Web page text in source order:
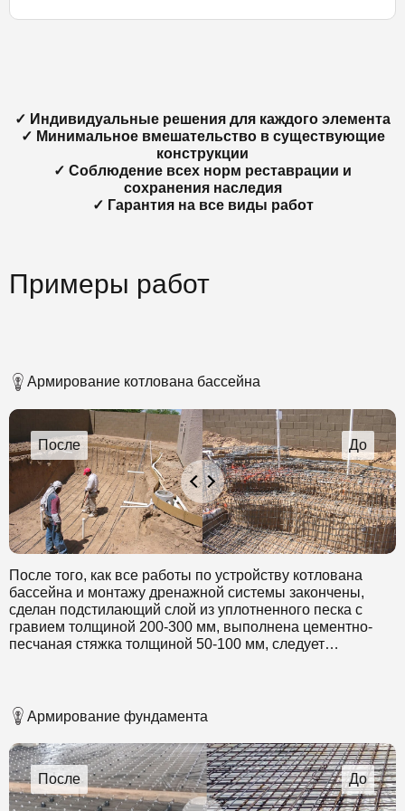
✓ Индивидуальные решения для каждого элемента
✓ Минимальное вмешательство в существующие
конструкции
✓ Соблюдение всех норм реставрации и
сохранения наследия
✓ Гарантия на все виды работ
Примеры работ
Армирование котлована бассейна
После того, как все работы по устройству котлована
бассейна и монтажу дренажной системы закончены,
сделан подстилающий слой из уплотненного песка с
гравием толщиной 200-300 мм, выполнена цементно-
песчаная стяжка толщиной 50-100 мм, следует
рассчитывается на стадии проектирования бассейна.
Применили арматуру диаметром 14-16 мм, класс А3, для
армирования стен чаши диаметром 10-12 мм, А3.
Арматура перевязывается вязальной проволокой ВР-1,
диаметром 2-3 мм. Применение электросварки для
соединений недопустимо по причине нарушения
Армирование фундамента